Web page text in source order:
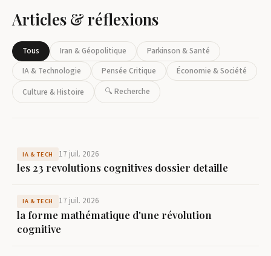
Articles & réflexions
Tous Iran & Géopolitique
Parkinson & Santé
IA & Technologie
Pensée Critique
Économie & Société
Culture & Histoire
🔍 Recherche
les 23 revolutions cognitives dossier detaille
IA & TECH 17 juil. 2026
la forme mathématique d'une révolution
cognitive
IA & TECH 17 juil. 2026